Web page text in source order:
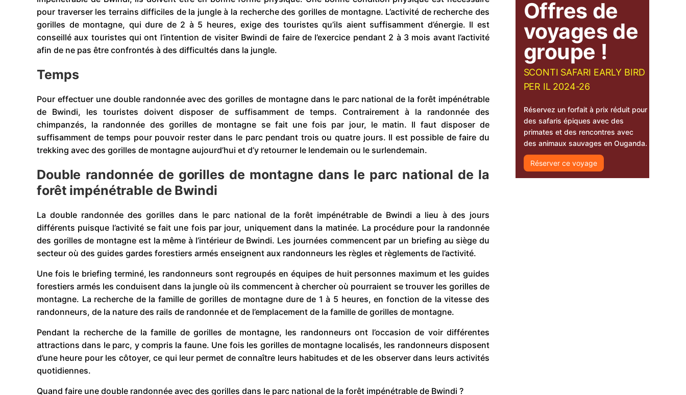
pour traverser les terrains difficiles de la jungle à la recherche des gorilles de montagne. L’activité de recherche des
gorilles de montagne, qui dure de 2 à 5 heures, exige des touristes qu’ils aient suffisamment d’énergie. Il est
conseillé aux touristes qui ont l’intention de visiter Bwindi de faire de l’exercice pendant 2 à 3 mois avant l’activité
afin de ne pas être confrontés à des difficultés dans la jungle.
Temps
Pour effectuer une double randonnée avec des gorilles de montagne dans le parc national de la forêt impénétrable
de Bwindi, les touristes doivent disposer de suffisamment de temps. Contrairement à la randonnée des
chimpanzés, la randonnée des gorilles de montagne se fait une fois par jour, le matin. Il faut disposer de
suffisamment de temps pour pouvoir rester dans le parc pendant trois ou quatre jours. Il est possible de faire du
trekking avec des gorilles de montagne aujourd’hui et d’y retourner le lendemain ou le surlendemain.
Double randonnée de gorilles de montagne dans le parc national de la
forêt impénétrable de Bwindi
La double randonnée des gorilles dans le parc national de la forêt impénétrable de Bwindi a lieu à des jours
différents puisque l’activité se fait une fois par jour, uniquement dans la matinée. La procédure pour la randonnée
des gorilles de montagne est la même à l’intérieur de Bwindi. Les journées commencent par un briefing au siège du
secteur où des guides gardes forestiers armés enseignent aux randonneurs les règles et règlements de l’activité.
Une fois le briefing terminé, les randonneurs sont regroupés en équipes de huit personnes maximum et les guides
forestiers armés les conduisent dans la jungle où ils commencent à chercher où pourraient se trouver les gorilles de
montagne. La recherche de la famille de gorilles de montagne dure de 1 à 5 heures, en fonction de la vitesse des
randonneurs, de la nature des rails de randonnée et de l’emplacement de la famille de gorilles de montagne.
Pendant la recherche de la famille de gorilles de montagne, les randonneurs ont l’occasion de voir différentes
attractions dans le parc, y compris la faune. Une fois les gorilles de montagne localisés, les randonneurs disposent
d’une heure pour les côtoyer, ce qui leur permet de connaître leurs habitudes et de les observer dans leurs activités
quotidiennes.
Quand faire une double randonnée avec des gorilles dans le parc national de la forêt impénétrable de Bwindi ?
Offres de
voyages de
groupe !
SCONTI SAFARI EARLY BIRD
PER IL 2024-26
Réservez un forfait à prix réduit pour
des safaris épiques avec des
primates et des rencontres avec
des animaux sauvages en Ouganda.
Réserver ce voyage